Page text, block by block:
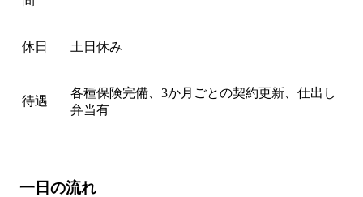
休日 土日休み
待遇
各種保険完備、3か月ごとの契約更新、仕出し
弁当有
一日の流れ